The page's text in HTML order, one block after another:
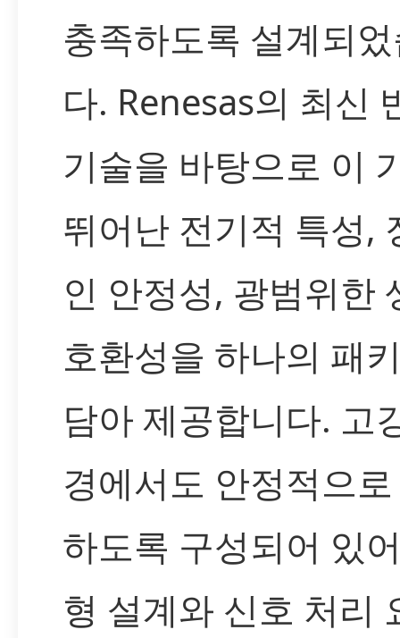
충족하도록 설계되
다. Renesas의 최신
기술을 바탕으로 이
뛰어난 전기적 특성,
인 안정성, 광범위한
호환성을 하나의 패
담아 제공합니다. 고
경에서도 안정적으
하도록 구성되어 있
형 설계와 신호 처리